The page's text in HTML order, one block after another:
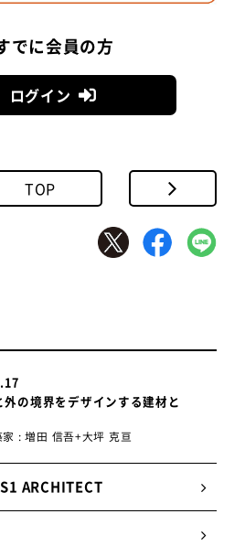
久米希実さん（左）と植村遥さ
とで生まれる豊かな可能性や
らのアプローチで建築を一緒
のプラットフォーム」を目指
光、風、時間、温度、重力な
表情を見せます。手に取った
渡す距離での物質感の違いに
ちは窓に付いている布＝カー
存在する理由のあるものをサ
考え製作しています。
でに会員の方
ログイン
TOP
外の境界をデザインする建材と
家 : 増田 信吾+大坪 克亘
ARCHITECT